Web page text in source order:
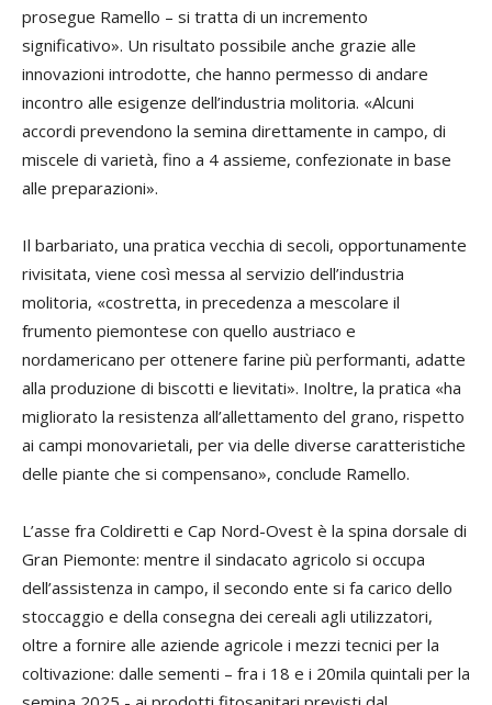
prosegue Ramello – si tratta di un incremento
significativo». Un risultato possibile anche grazie alle
innovazioni introdotte, che hanno permesso di andare
incontro alle esigenze dell’industria molitoria. «Alcuni
accordi prevendono la semina direttamente in campo, di
miscele di varietà, fino a 4 assieme, confezionate in base
alle preparazioni».
Il barbariato, una pratica vecchia di secoli, opportunamente
rivisitata, viene così messa al servizio dell’industria
molitoria, «costretta, in precedenza a mescolare il
frumento piemontese con quello austriaco e
nordamericano per ottenere farine più performanti, adatte
alla produzione di biscotti e lievitati». Inoltre, la pratica «ha
migliorato la resistenza all’allettamento del grano, rispetto
ai campi monovarietali, per via delle diverse caratteristiche
delle piante che si compensano», conclude Ramello.
L’asse fra Coldiretti e Cap Nord-Ovest è la spina dorsale di
Gran Piemonte: mentre il sindacato agricolo si occupa
dell’assistenza in campo, il secondo ente si fa carico dello
stoccaggio e della consegna dei cereali agli utilizzatori,
oltre a fornire alle aziende agricole i mezzi tecnici per la
coltivazione: dalle sementi – fra i 18 e i 20mila quintali per la